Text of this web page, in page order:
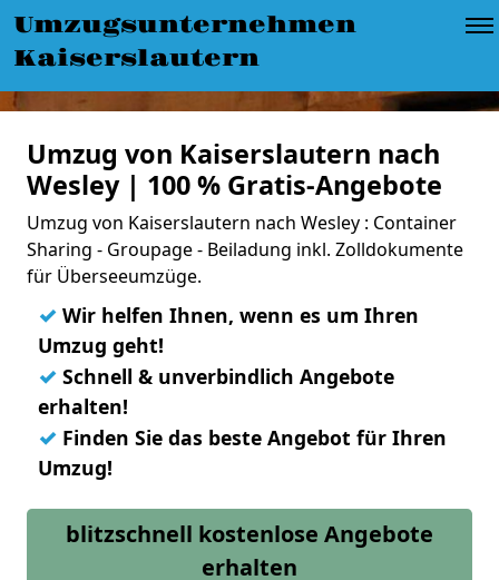
Umzugsunternehmen
Kaiserslautern
Umzug von Kaiserslautern nach
Wesley | 100 % Gratis-Angebote
Umzug von Kaiserslautern nach Wesley : Container
Sharing - Groupage - Beiladung inkl. Zolldokumente
für Überseeumzüge.
✓ Wir helfen Ihnen, wenn es um Ihren
Umzug geht!
✓ Schnell & unverbindlich Angebote
erhalten!
✓ Finden Sie das beste Angebot für Ihren
Umzug!
blitzschnell kostenlose Angebote
erhalten